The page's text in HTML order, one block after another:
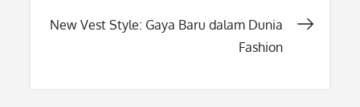
navigation
New Vest Style: Gaya Baru dalam Dunia
Fashion